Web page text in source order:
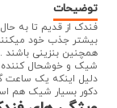
توضیحات
فندک از قدیم تا به حال
بیشتر جذب خود
همچنین بنزینی باشند .
شیک و خوشحال کننده
دلیل اینکه یک ساعت
دکور بسیار شیک هم